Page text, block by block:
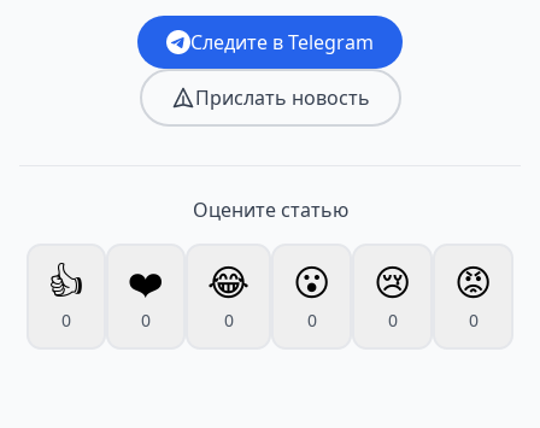
Следите в Telegram
Прислать новость
Оцените статью
👍
0
❤️
0
😂
0
😮
0
😢
0
😡
0